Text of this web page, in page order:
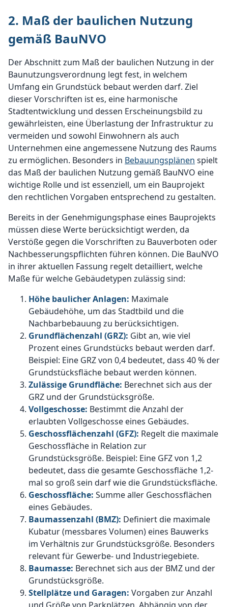
2. Maß der baulichen Nutzung
gemäß BauNVO
Der Abschnitt zum Maß der baulichen Nutzung in der
Baunutzungsverordnung legt fest, in welchem
Umfang ein Grundstück bebaut werden darf. Ziel
dieser Vorschriften ist es, eine harmonische
Stadtentwicklung und dessen Erscheinungsbild zu
gewährleisten, eine Überlastung der Infrastruktur zu
vermeiden und sowohl Einwohnern als auch
Unternehmen eine angemessene Nutzung des Raums
zu ermöglichen. Besonders in Bebauungsplänen spielt
das Maß der baulichen Nutzung gemäß BauNVO eine
wichtige Rolle und ist essenziell, um ein Bauprojekt
den rechtlichen Vorgaben entsprechend zu gestalten.
Bereits in der Genehmigungsphase eines Bauprojekts
müssen diese Werte berücksichtigt werden, da
Verstöße gegen die Vorschriften zu Bauverboten oder
Nachbesserungspflichten führen können. Die BauNVO
in ihrer aktuellen Fassung regelt detailliert, welche
Maße für welche Gebäudetypen zulässig sind:
Höhe baulicher Anlagen: Maximale
Gebäudehöhe, um das Stadtbild und die
Nachbarbebauung zu berücksichtigen.
Grundflächenzahl (GRZ): Gibt an, wie viel
Prozent eines Grundstücks bebaut werden darf.
Beispiel: Eine GRZ von 0,4 bedeutet, dass 40 % der
Grundstücksfläche bebaut werden können.
Zulässige Grundfläche: Berechnet sich aus der
GRZ und der Grundstücksgröße.
Vollgeschosse: Bestimmt die Anzahl der
erlaubten Vollgeschosse eines Gebäudes.
Geschossflächenzahl (GFZ): Regelt die maximale
Geschossfläche in Relation zur
Grundstücksgröße. Beispiel: Eine GFZ von 1,2
bedeutet, dass die gesamte Geschossfläche 1,2-
mal so groß sein darf wie die Grundstücksfläche.
Geschossfläche: Summe aller Geschossflächen
eines Gebäudes.
Baumassenzahl (BMZ): Definiert die maximale
Kubatur (messbares Volumen) eines Bauwerks
im Verhältnis zur Grundstücksgröße. Besonders
relevant für Gewerbe- und Industriegebiete.
Baumasse: Berechnet sich aus der BMZ und der
Grundstücksgröße.
Stellplätze und Garagen: Vorgaben zur Anzahl